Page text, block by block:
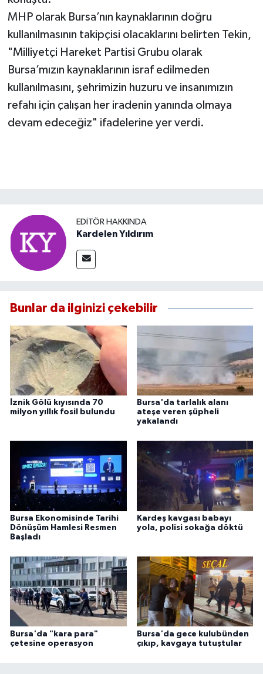
MHP olarak Bursa’nın kaynaklarının doğru
kullanılmasının takipçisi olacaklarını belirten Tekin,
"Milliyetçi Hareket Partisi Grubu olarak
Bursa’mızın kaynaklarının israf edilmeden
kullanılmasını, şehrimizin huzuru ve insanımızın
refahı için çalışan her iradenin yanında olmaya
devam edeceğiz" ifadelerine yer verdi.
EDITÖR HAKKINDA
Kardelen Yıldırım
Bunlar da ilginizi çekebilir
İznik Gölü kıyısında 70
milyon yıllık fosil bulundu
Bursa'da tarlalık alanı
ateşe veren şüpheli
yakalandı
Bursa Ekonomisinde Tarihi
Dönüşüm Hamlesi Resmen
Başladı
Kardeş kavgası babayı
yola, polisi sokağa döktü
Bursa'da "kara para"
çetesine operasyon
Bursa'da gece kulubünden
çıkıp, kavgaya tutuştular